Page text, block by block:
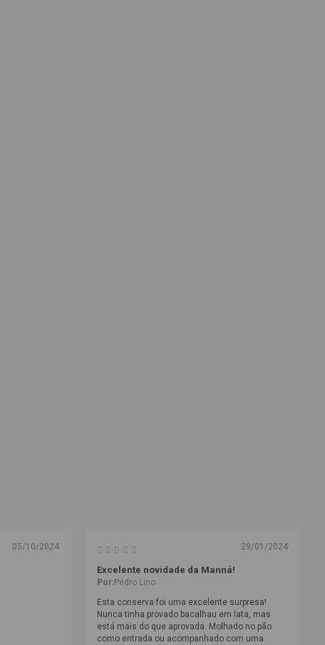
05/10/2024 29/01/2024
Excelente novidade da Manná!
Por:Pedro Lino
Esta conserva foi uma excelente surpresa!
Nunca tinha provado bacalhau em lata, mas
está mais do que aprovada. Molhado no pão
como entrada ou acompanhado com uma